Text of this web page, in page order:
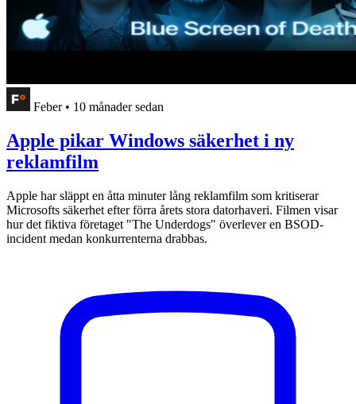
Feber • 10 månader sedan
Apple pikar Windows säkerhet i ny
reklamfilm
Apple har släppt en åtta minuter lång reklamfilm som kritiserar
Microsofts säkerhet efter förra årets stora datorhaveri. Filmen visar
hur det fiktiva företaget "The Underdogs" överlever en BSOD-
incident medan konkurrenterna drabbas.